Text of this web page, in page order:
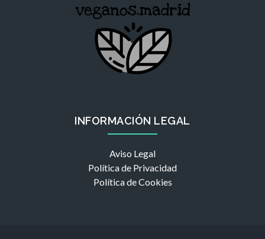
INFORMACIÓN LEGAL
Aviso Legal
Política de Privacidad
Política de Cookies